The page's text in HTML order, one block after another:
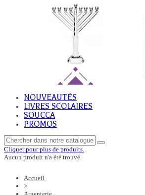
NOUVEAUTÉS
LIVRES SCOLAIRES
SOUCCA
PROMOS
Cliquer pour plus de produits.
Aucun produit n'a été trouvé.
Accueil
>